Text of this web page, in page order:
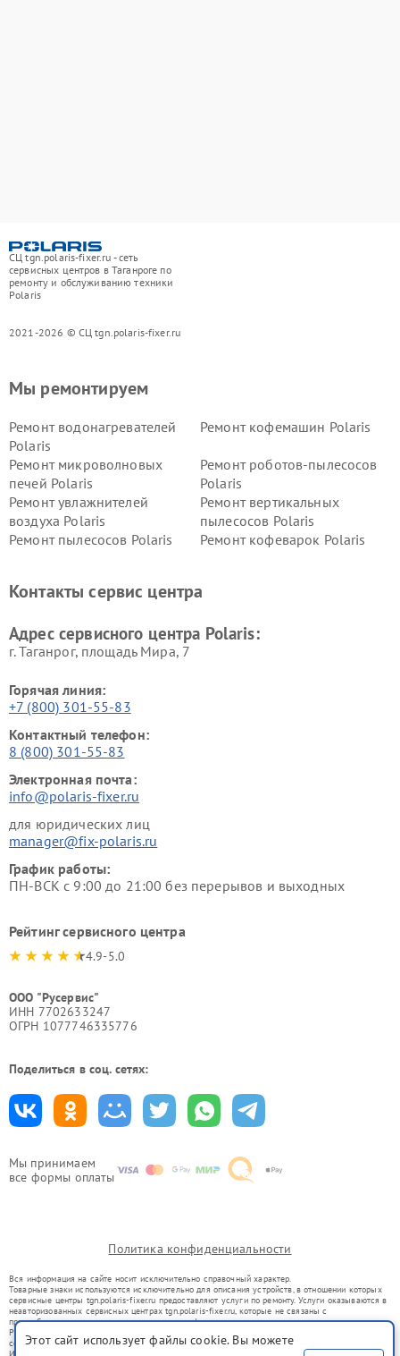
СЦ tgn.polaris-fixer.ru - сеть
сервисных центров в Таганроге по
ремонту и обслуживанию техники
Polaris
2021-2026 © СЦ tgn.polaris-fixer.ru
Мы принимаем
все формы оплаты
Мы ремонтируем
Ремонт водонагревателей
Polaris
Ремонт кофемашин Polaris
Ремонт микроволновых
печей Polaris
Ремонт роботов-пылесосов
Polaris
Ремонт увлажнителей
воздуха Polaris
Ремонт вертикальных
пылесосов Polaris
Ремонт пылесосов Polaris
Ремонт кофеварок Polaris
Контакты сервис центра
Адрес сервисного центра Polaris:
г. Таганрог, площадь Мира, 7
Горячая линия:
+7 (800) 301-55-83
Контактный телефон:
8 (800) 301-55-83
Электронная почта:
info@polaris-fixer.ru
для юридических лиц
manager@fix-polaris.ru
График работы:
ПН-ВСК с 9:00 до 21:00 без перерывов и выходных
Рейтинг сервисного центра
4.9-5.0
ООО "Русервис"
ИНН 7702633247
ОГРН 1077746335776
Поделиться в соц. сетях:
Политика конфиденциальности
Вся информация на сайте носит исключительно справочный характер.
Товарные знаки используются исключительно для описания устройств, в отношении которых
сервисные центры tgn.polaris-fixer.ru предоставляют услуги по ремонту. Услуги оказываются в
неавторизованных сервисных центрах tgn.polaris-fixer.ru, которые не связаны с
правообладателями товарных знаков или их официальными представителями.
Ремонт осуществляется для устройств, уже введенных в гражданский оборот в соответствии
со статьей 1487 ГК РФ.
Этот сайт использует файлы cookie. Вы можете